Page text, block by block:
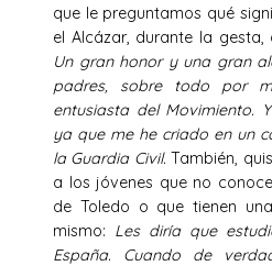
que le preguntamos qué
el Alcázar, durante la
Un gran honor y una gran
padres, sobre todo por
entusiasta del Movimiento.
ya que me he criado en un
la Guardia Civil.También,
a los jóvenes que no
de Toledo o que tienen
mismo: Les diría que
España. Cuando de